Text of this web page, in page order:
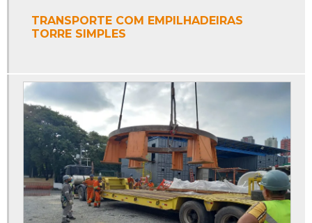
TRANSPORTE COM EMPILHADEIRAS
TORRE SIMPLES